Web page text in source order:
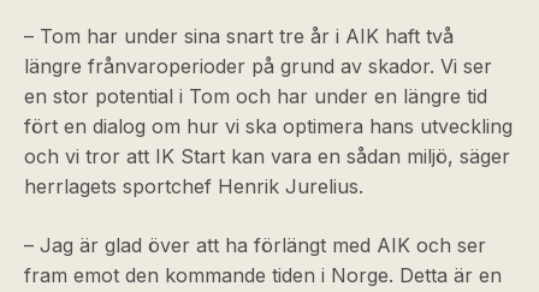
– Tom har under sina snart tre år i AIK haft två
längre frånvaroperioder på grund av skador. Vi ser
en stor potential i Tom och har under en längre tid
fört en dialog om hur vi ska optimera hans utveckling
och vi tror att IK Start kan vara en sådan miljö, säger
herrlagets sportchef Henrik Jurelius.
– Jag är glad över att ha förlängt med AIK och ser
fram emot den kommande tiden i Norge. Detta är en